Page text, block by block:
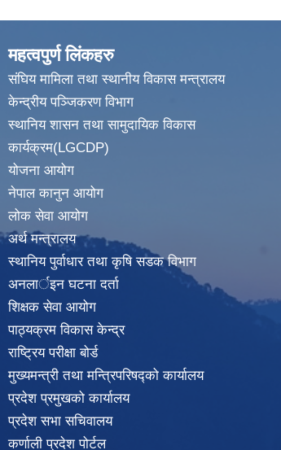
महत्वपुर्ण लिंकहरु
संघिय मामिला तथा स्थानीय विकास मन्त्रालय
केन्द्रीय पञ्जिकरण विभाग
स्थानिय शासन तथा सामुदायिक विकास
कार्यक्रम(LGCDP)
योजना आयोग
नेपाल कानुन आयोग
लोक सेवा आयोग
अर्थ मन्त्रालय
स्थानिय पुर्वाधार तथा कृषि सडक विभाग
अनलार्इन घटना दर्ता
शिक्षक सेवा आयोग
पाठ्यक्रम विकास केन्द्र
राष्ट्रिय परीक्षा बोर्ड
मुख्यमन्त्री तथा मन्त्रिपरिषद्को कार्यालय
प्रदेश प्रमुखको कार्यालय
प्रदेश सभा सचिवालय
कर्णाली प्रदेश पोर्टल